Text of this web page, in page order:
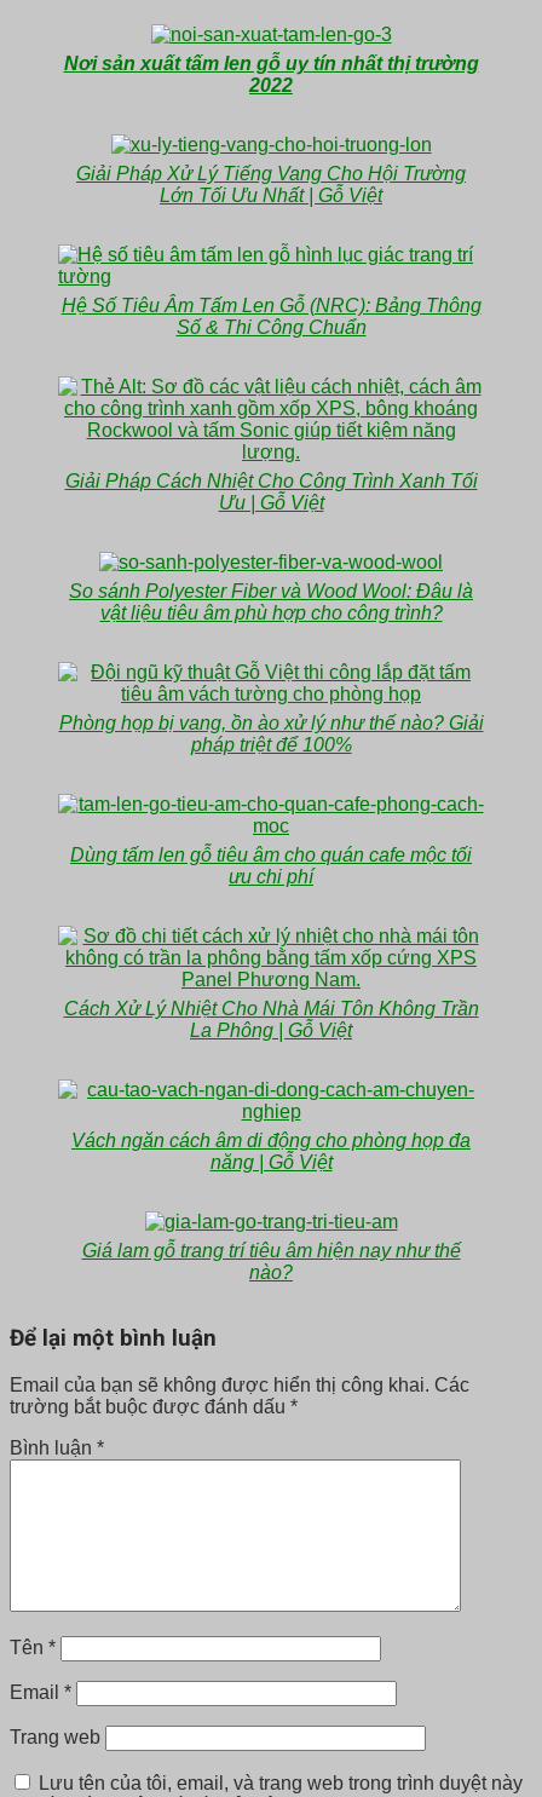
Nơi sản xuất tấm len gỗ uy tín nhất thị trường
2022
Giải Pháp Xử Lý Tiếng Vang Cho Hội Trường
Lớn Tối Ưu Nhất | Gỗ Việt
Hệ Số Tiêu Âm Tấm Len Gỗ (NRC): Bảng Thông
Số & Thi Công Chuẩn
Giải Pháp Cách Nhiệt Cho Công Trình Xanh Tối
Ưu | Gỗ Việt
So sánh Polyester Fiber và Wood Wool: Đâu là
vật liệu tiêu âm phù hợp cho công trình?
Phòng họp bị vang, ồn ào xử lý như thế nào? Giải
pháp triệt để 100%
Dùng tấm len gỗ tiêu âm cho quán cafe mộc tối
ưu chi phí
Cách Xử Lý Nhiệt Cho Nhà Mái Tôn Không Trần
La Phông | Gỗ Việt
Vách ngăn cách âm di động cho phòng họp đa
năng | Gỗ Việt
Giá lam gỗ trang trí tiêu âm hiện nay như thế
nào?
Để lại một bình luận
Email của bạn sẽ không được hiển thị công khai. Các
trường bắt buộc được đánh dấu *
Bình luận *
Tên *
Email *
Trang web
Lưu tên của tôi, email, và trang web trong trình duyệt này